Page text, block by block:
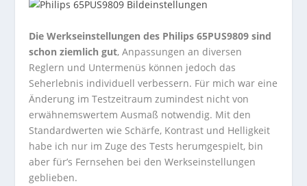
Die Werkseinstellungen des Philips 65PUS9809 sind
schon ziemlich gut, Anpassungen an diversen
Reglern und Untermenüs können jedoch das
Seherlebnis individuell verbessern. Für mich war eine
Änderung im Testzeitraum zumindest nicht von
erwähnemswertem Ausmaß notwendig. Mit den
Standardwerten wie Schärfe, Kontrast und Helligkeit
habe ich nur im Zuge des Tests herumgespielt, bin
aber für’s Fernsehen bei den Werkseinstellungen
geblieben.